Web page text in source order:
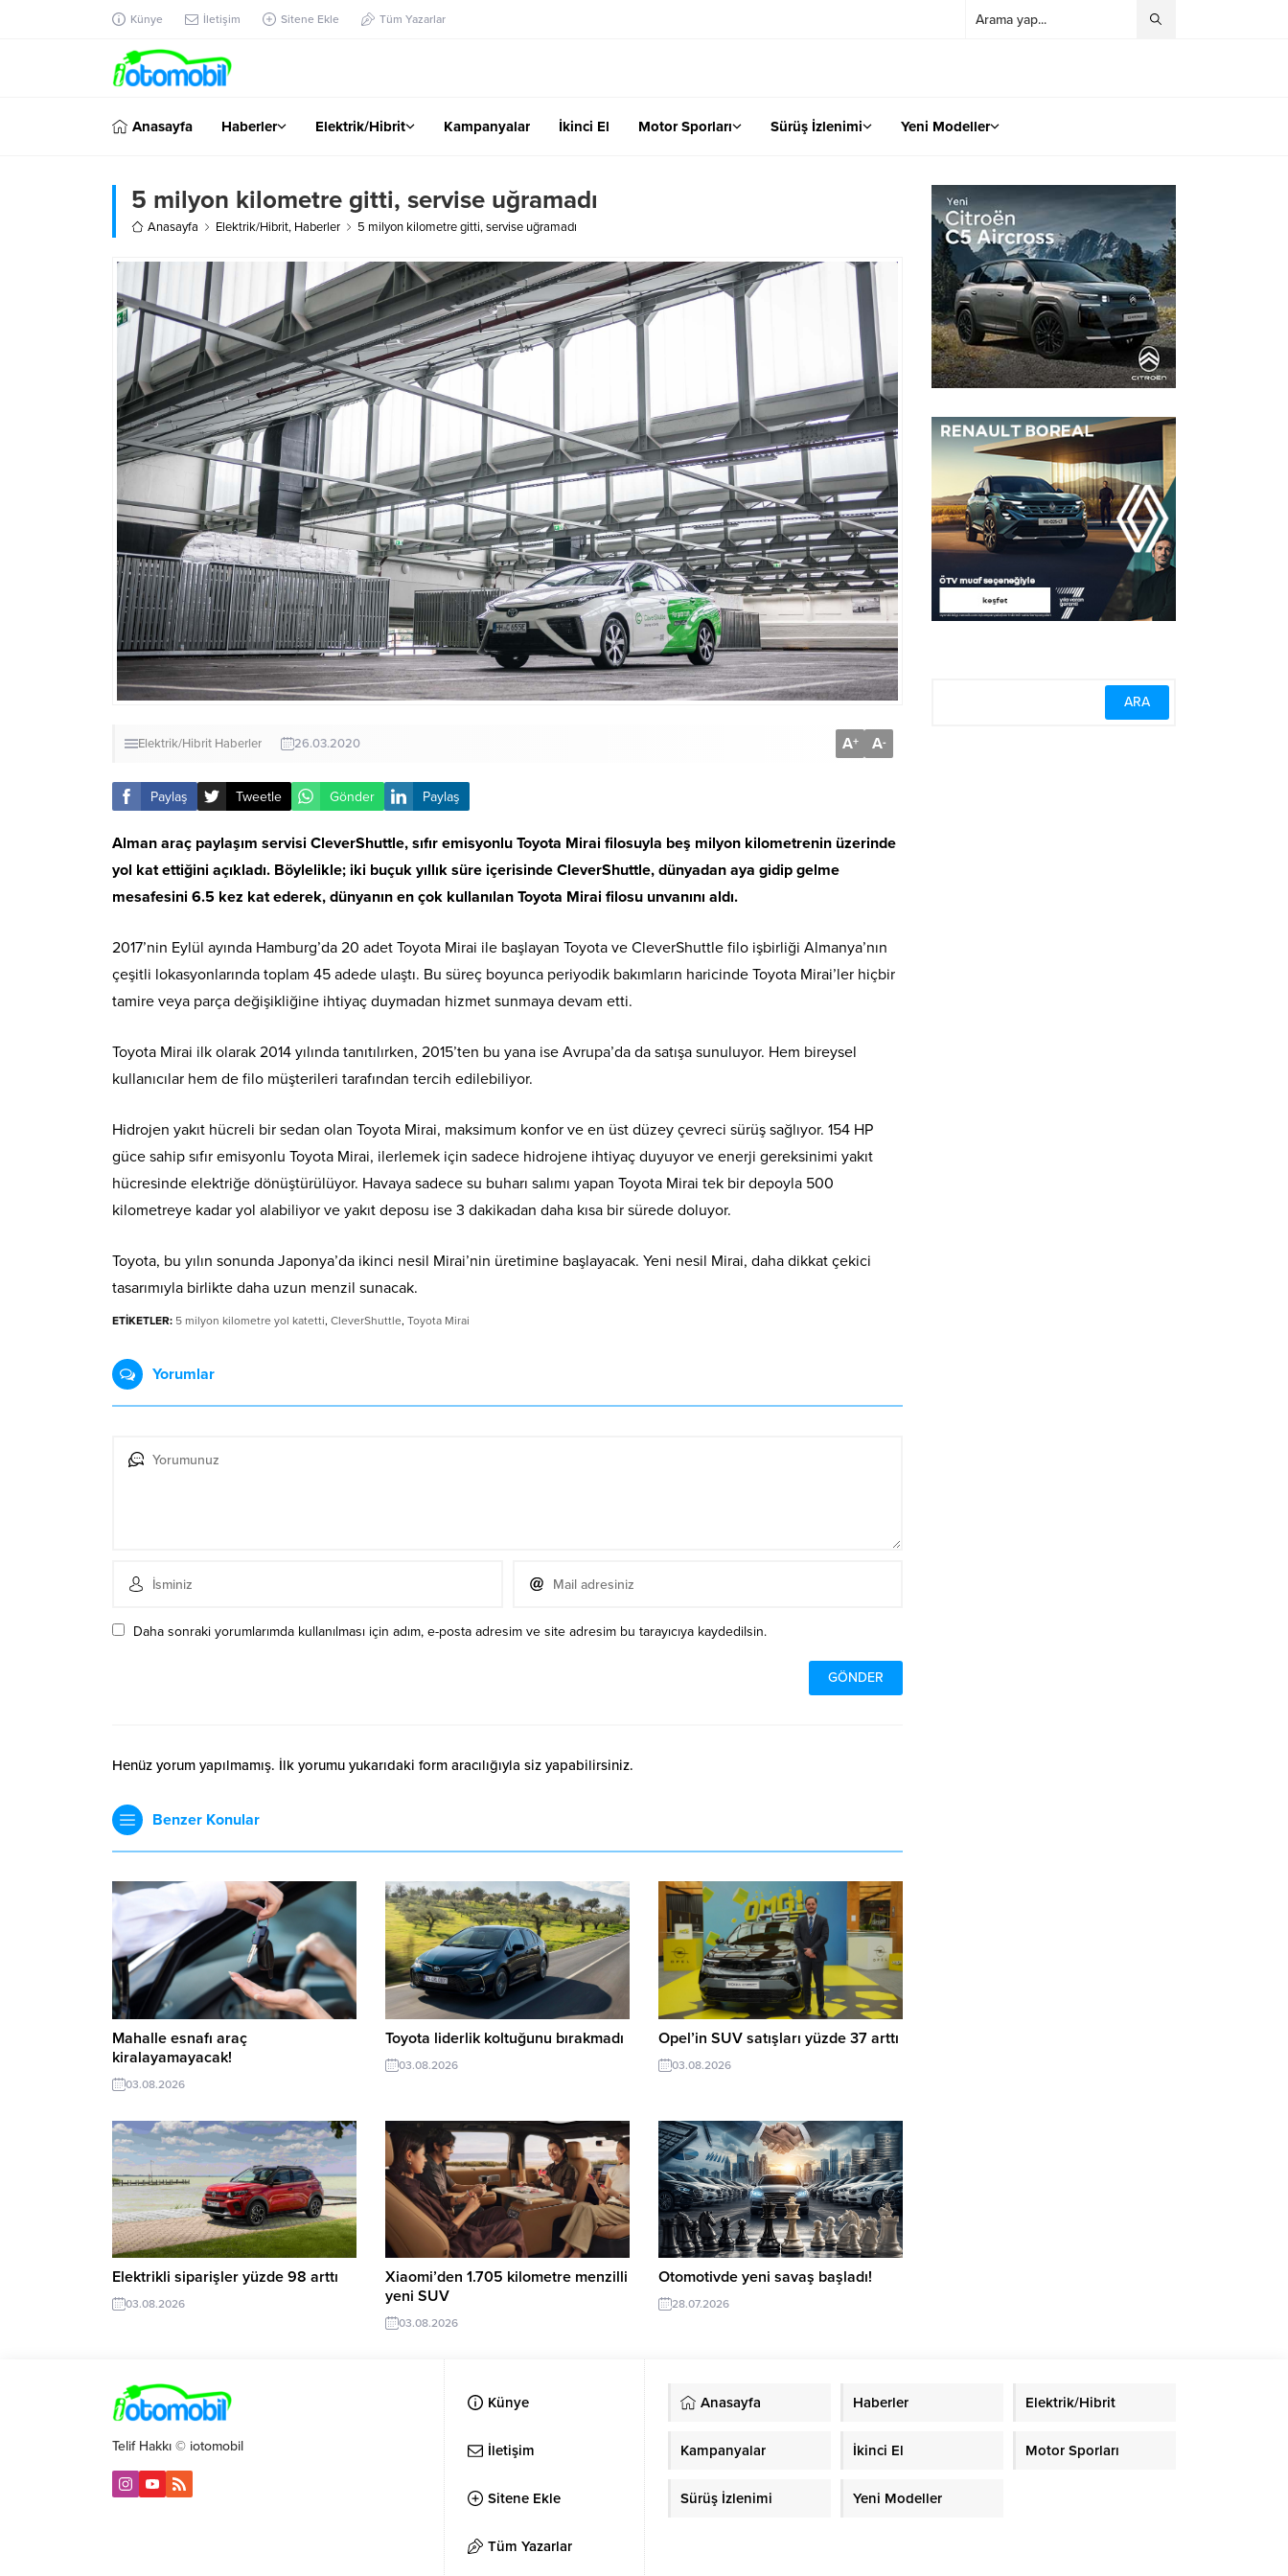
Künye İletişim Sitene Ekle Tüm Yazarlar
Anasayfa Haberler Elektrik/Hibrit Kampanyalar İkinci El Motor Sporları Sürüş İzlenimi Yeni Modeller
5 milyon kilometre gitti, servise uğramadı
Anasayfa Elektrik/Hibrit, Haberler 5 milyon kilometre gitti, servise uğramadı
Elektrik/Hibrit Haberler 26.03.2020 A+ A-
Paylaş Tweetle Gönder Paylaş
Alman araç paylaşım servisi CleverShuttle, sıfır emisyonlu Toyota Mirai filosuyla beş milyon kilometrenin üzerinde
yol kat ettiğini açıkladı. Böylelikle; iki buçuk yıllık süre içerisinde CleverShuttle, dünyadan aya gidip gelme
mesafesini 6.5 kez kat ederek, dünyanın en çok kullanılan Toyota Mirai filosu unvanını aldı.
2017’nin Eylül ayında Hamburg’da 20 adet Toyota Mirai ile başlayan Toyota ve CleverShuttle filo işbirliği Almanya’nın
çeşitli lokasyonlarında toplam 45 adede ulaştı. Bu süreç boyunca periyodik bakımların haricinde Toyota Mirai’ler hiçbir
tamire veya parça değişikliğine ihtiyaç duymadan hizmet sunmaya devam etti.
Toyota Mirai ilk olarak 2014 yılında tanıtılırken, 2015’ten bu yana ise Avrupa’da da satışa sunuluyor. Hem bireysel
kullanıcılar hem de filo müşterileri tarafından tercih edilebiliyor.
Hidrojen yakıt hücreli bir sedan olan Toyota Mirai, maksimum konfor ve en üst düzey çevreci sürüş sağlıyor. 154 HP
güce sahip sıfır emisyonlu Toyota Mirai, ilerlemek için sadece hidrojene ihtiyaç duyuyor ve enerji gereksinimi yakıt
hücresinde elektriğe dönüştürülüyor. Havaya sadece su buharı salımı yapan Toyota Mirai tek bir depoyla 500
kilometreye kadar yol alabiliyor ve yakıt deposu ise 3 dakikadan daha kısa bir sürede doluyor.
Toyota, bu yılın sonunda Japonya’da ikinci nesil Mirai’nin üretimine başlayacak. Yeni nesil Mirai, daha dikkat çekici
tasarımıyla birlikte daha uzun menzil sunacak.
ETİKETLER: 5 milyon kilometre yol katetti, CleverShuttle, Toyota Mirai
Yorumlar
Daha sonraki yorumlarımda kullanılması için adım, e-posta adresim ve site adresim bu tarayıcıya kaydedilsin.
Henüz yorum yapılmamış. İlk yorumu yukarıdaki form aracılığıyla siz yapabilirsiniz.
Benzer Konular
Mahalle esnafı araç
kiralayamayacak!
03.08.2026
Toyota liderlik koltuğunu bırakmadı
03.08.2026
Opel’in SUV satışları yüzde 37 arttı
03.08.2026
Elektrikli siparişler yüzde 98 arttı
03.08.2026
Xiaomi’den 1.705 kilometre menzilli
yeni SUV
03.08.2026
Otomotivde yeni savaş başladı!
28.07.2026
Telif Hakkı © iotomobil
Künye
İletişim
Sitene Ekle
Tüm Yazarlar
Anasayfa Haberler Elektrik/Hibrit
Kampanyalar İkinci El Motor Sporları
Sürüş İzlenimi Yeni Modeller